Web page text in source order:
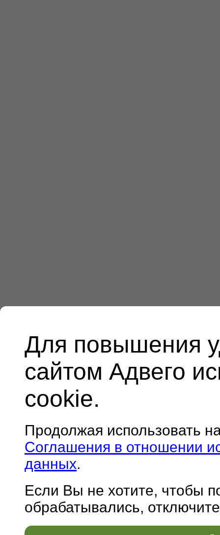
Для повышения
сайтом Адвего
cookie.
Продолжая использовать
Соглашения в отношении
данных.
Если Вы не хотите, чтобы
обрабатывались,